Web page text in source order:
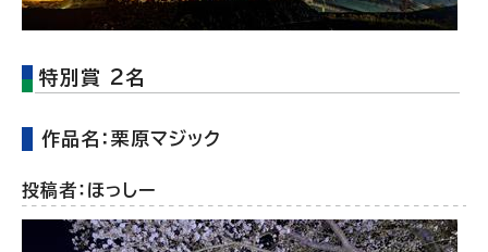
特別賞 2名
作品名：栗原マジック
投稿者：ほっしー